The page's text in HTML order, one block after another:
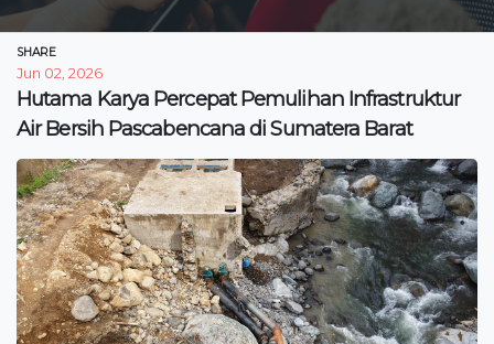
SHARE
Jun 02, 2026
Hutama Karya Percepat Pemulihan Infrastruktur
Air Bersih Pascabencana di Sumatera Barat